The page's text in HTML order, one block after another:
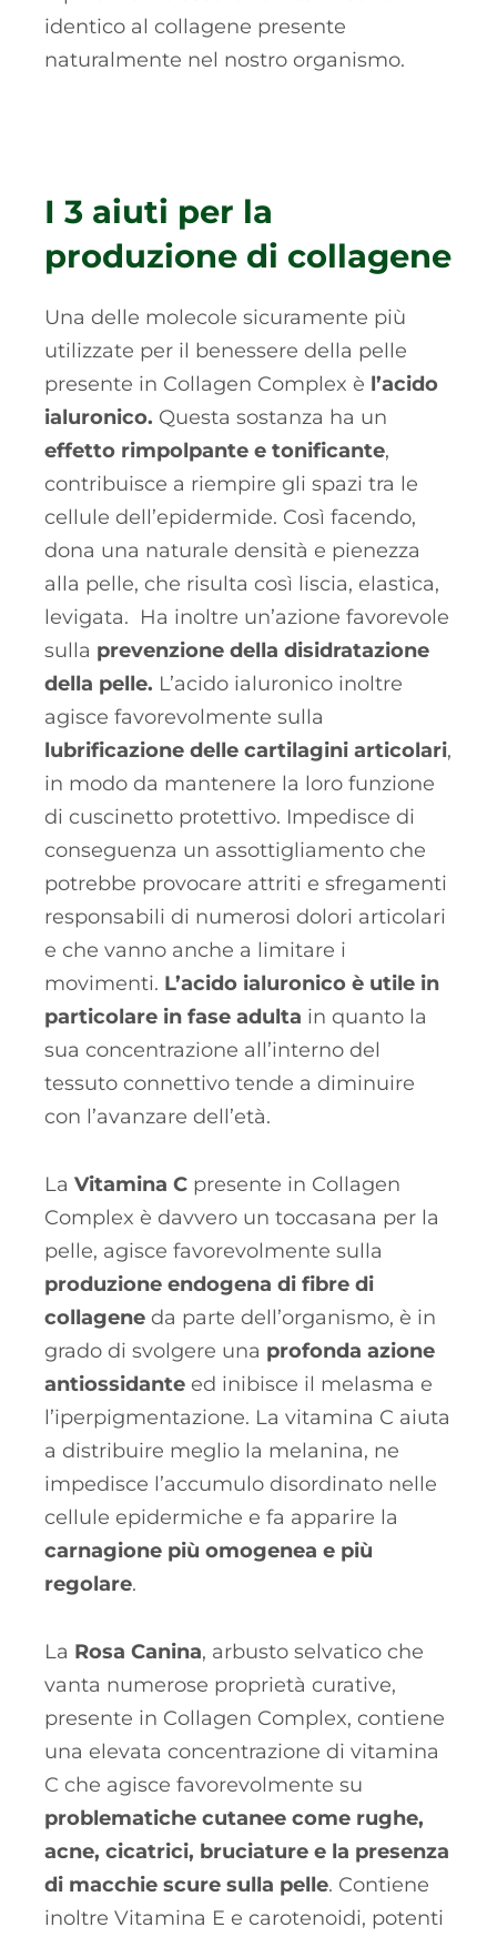
identico al collagene presente
naturalmente nel nostro organismo.
I 3 aiuti per la
produzione di collagene
Una delle molecole sicuramente più
utilizzate per il benessere della pelle
presente in Collagen Complex è l’acido
ialuronico. Questa sostanza ha un
effetto rimpolpante e tonificante,
contribuisce a riempire gli spazi tra le
cellule dell’epidermide. Così facendo,
dona una naturale densità e pienezza
alla pelle, che risulta così liscia, elastica,
levigata. Ha inoltre un’azione favorevole
sulla prevenzione della disidratazione
della pelle. L’acido ialuronico inoltre
agisce favorevolmente sulla
lubrificazione delle cartilagini articolari,
in modo da mantenere la loro funzione
di cuscinetto protettivo. Impedisce di
conseguenza un assottigliamento che
potrebbe provocare attriti e sfregamenti
responsabili di numerosi dolori articolari
e che vanno anche a limitare i
movimenti. L’acido ialuronico è utile in
particolare in fase adulta in quanto la
sua concentrazione all’interno del
tessuto connettivo tende a diminuire
con l’avanzare dell’età.
La Vitamina C presente in Collagen
Complex è davvero un toccasana per la
pelle, agisce favorevolmente sulla
produzione endogena di fibre di
collagene da parte dell’organismo, è in
grado di svolgere una profonda azione
antiossidante ed inibisce il melasma e
l’iperpigmentazione. La vitamina C aiuta
a distribuire meglio la melanina, ne
impedisce l’accumulo disordinato nelle
cellule epidermiche e fa apparire la
carnagione più omogenea e più
regolare.
La Rosa Canina, arbusto selvatico che
vanta numerose proprietà curative,
presente in Collagen Complex, contiene
una elevata concentrazione di vitamina
C che agisce favorevolmente su
problematiche cutanee come rughe,
acne, cicatrici, bruciature e la presenza
di macchie scure sulla pelle. Contiene
inoltre Vitamina E e carotenoidi, potenti